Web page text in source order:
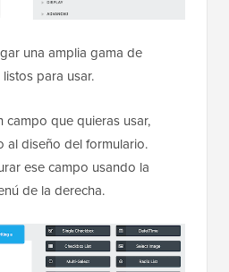
una amplia gama de
para usar.
campo que quieras usar,
al diseño del formulario.
ese campo usando la
de la derecha.